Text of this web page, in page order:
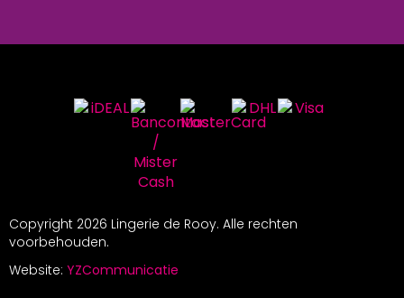
Copyright 2026 Lingerie de Rooy. Alle rechten
voorbehouden.
Website: YZCommunicatie